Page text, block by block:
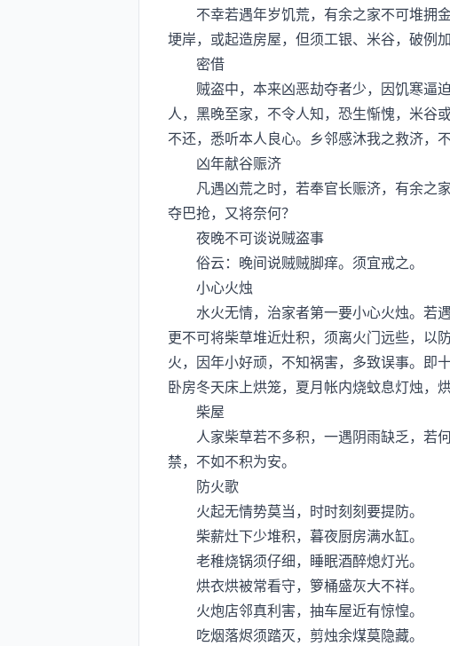
不幸若遇年岁饥荒，有余之家不可堆拥金
埂岸，或起造房屋，但须工银、米谷，破例
密借
贼盗中，本来凶恶劫夺者少，因饥寒逼迫
人，黑晚至家，不令人知，恐生惭愧，米谷
不还，悉听本人良心。乡邻感沐我之救济，
凶年献谷赈济
凡遇凶荒之时，若奉官长赈济，有余之家
夺巴抢，又将奈何？
夜晚不可谈说贼盗事
俗云：晚间说贼贼脚痒。须宜戒之。
小心火烛
水火无情，治家者第一要小心火烛。若遇
更不可将柴草堆近灶积，须离火门远些，以
火，因年小好顽，不知祸害，多致误事。即
卧房冬天床上烘笼，夏月帐内烧蚊息灯烛，
柴屋
人家柴草若不多积，一遇阴雨缺乏，若何
禁，不如不积为安。
防火歌
火起无情势莫当，时时刻刻要提防。
柴薪灶下少堆积，暮夜厨房满水缸。
老稚烧锅须仔细，睡眠酒醉熄灯光。
烘衣烘被常看守，箩桶盛灰大不祥。
火炮店邻真利害，抽车屋近有惊惶。
吃烟落烬须踏灭，剪烛余煤莫隐藏。